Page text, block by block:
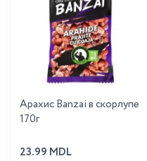
Арахис Banzai в скорлупе
170г
23.99 MDL